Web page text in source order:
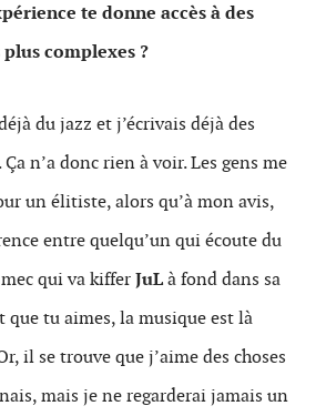
te donne accès à des
complexes ?
du jazz et j’écrivais déjà des
n’a donc rien à voir. Les gens me
un élitiste, alors qu’à mon avis,
entre quelqu’un qui écoute du
qui va kifferJuLà fond dans sa
tu aimes, la musique est là
il se trouve que j’aime des choses
mais je ne regarderai jamais un